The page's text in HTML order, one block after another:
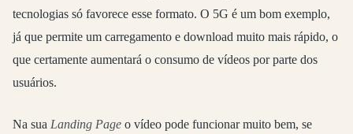
tecnologias só favorece esse formato. O 5G é um bom exemplo,
já que permite um carregamento e download muito mais rápido, o
que certamente aumentará o consumo de vídeos por parte dos
usuários.
Na sua Landing Page o vídeo pode funcionar muito bem, se